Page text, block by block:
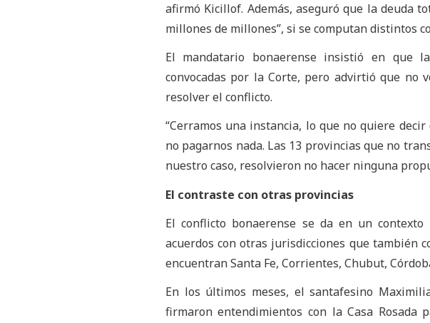
afirmó Kicillof. Además, aseguró que la deuda
millones de millones”, si se computan distintos
El mandatario bonaerense insistió en que
convocadas por la Corte, pero advirtió que no
resolver el conflicto.
“Cerramos una instancia, lo que no quiere
no pagarnos nada. Las 13 provincias que no
nuestro caso, resolvieron no hacer ninguna
El contraste con otras provincias
El conflicto bonaerense se da en un
acuerdos con otras jurisdicciones que también
encuentran Santa Fe, Corrientes, Chubut,
En los últimos meses, el santafesino
firmaron entendimientos con la Casa Rosada